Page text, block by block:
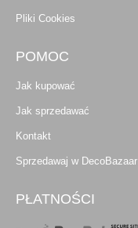
Pliki Cookies
POMOC
Jak kupować
Jak sprzedawać
Kontakt
Sprzedawaj w DecoBazaar
PŁATNOŚCI